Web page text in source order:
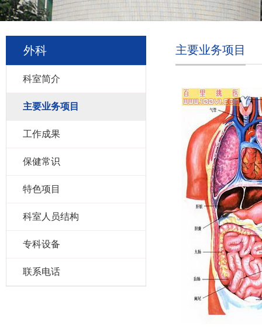
外科
科室简介
主要业务项目
工作成果
保健常识
特色项目
科室人员结构
专科设备
联系电话
主要业务项目